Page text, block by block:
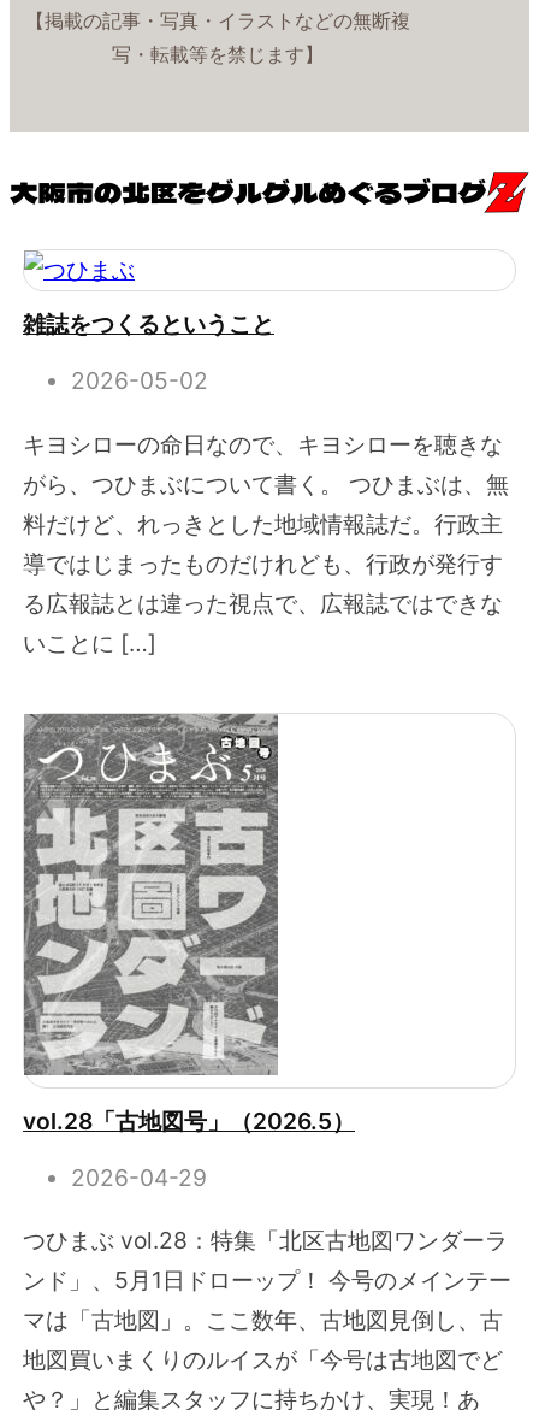
【掲載の記事・写真・イラストなどの無断複
写・転載等を禁じます】
雑誌をつくるということ
2026-05-02
キヨシローの命日なので、キヨシローを聴きな
がら、つひまぶについて書く。 つひまぶは、無
料だけど、れっきとした地域情報誌だ。行政主
導ではじまったものだけれども、行政が発行す
る広報誌とは違った視点で、広報誌ではできな
いことに […]
vol.28「古地図号」（2026.5）
2026-04-29
つひまぶ vol.28：特集「北区古地図ワンダーラ
ンド」、5月1日ドローップ！ 今号のメインテー
マは「古地図」。ここ数年、古地図見倒し、古
地図買いまくりのルイスが「今号は古地図でど
や？」と編集スタッフに持ちかけ、実現！あ